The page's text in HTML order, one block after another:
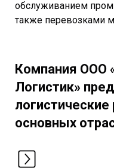
обслуживанием
также перевозками
Компания ООО
Логистик»
основных